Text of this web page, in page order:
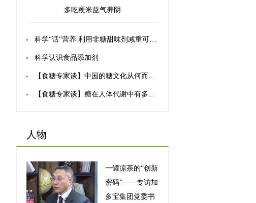
多吃粳米益气养阴
科学“话”营养 利用非糖甜味剂减重可行么？
科学认识食品添加剂
【食糖专家谈】中国的糖文化从何而起？
【食糖专家谈】糖在人体代谢中有多重要？
人物
一罐凉茶的“创新
密码”——专访加
多宝集团党委书